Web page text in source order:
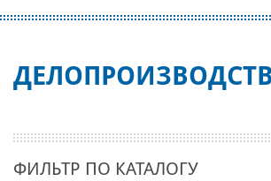
ФИЛЬТР ПО КАТАЛОГУ